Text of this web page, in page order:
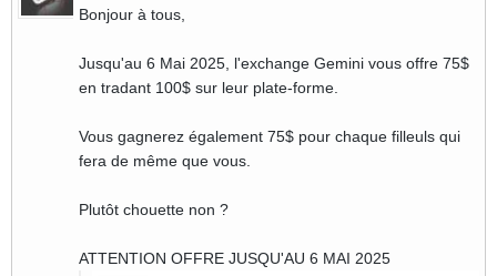
Bonjour à tous,
Jusqu'au 6 Mai 2025, l'exchange Gemini vous offre 75$
en tradant 100$ sur leur plate-forme.
Vous gagnerez également 75$ pour chaque filleuls qui
fera de même que vous.
Plutôt chouette non ?
ATTENTION OFFRE JUSQU'AU 6 MAI 2025